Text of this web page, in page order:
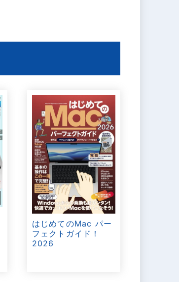
はじめてのMac パー
フェクトガイド！
2026